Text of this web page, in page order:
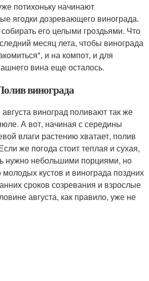
потихоньку начинают
ягодки дозревающего винограда.
его целыми гроздьями. Что
месяц лета, чтобы винограда
и на компот, и для
вина еще осталось.
винограда
виноград поливают так же
А вот, начиная с середины
влаги растению хватает, полив
же погода стоит теплая и сухая,
нужно небольшими порциями, но
молодых кустов и винограда поздних
сроков созревания и взрослые
августа, как правило, уже не